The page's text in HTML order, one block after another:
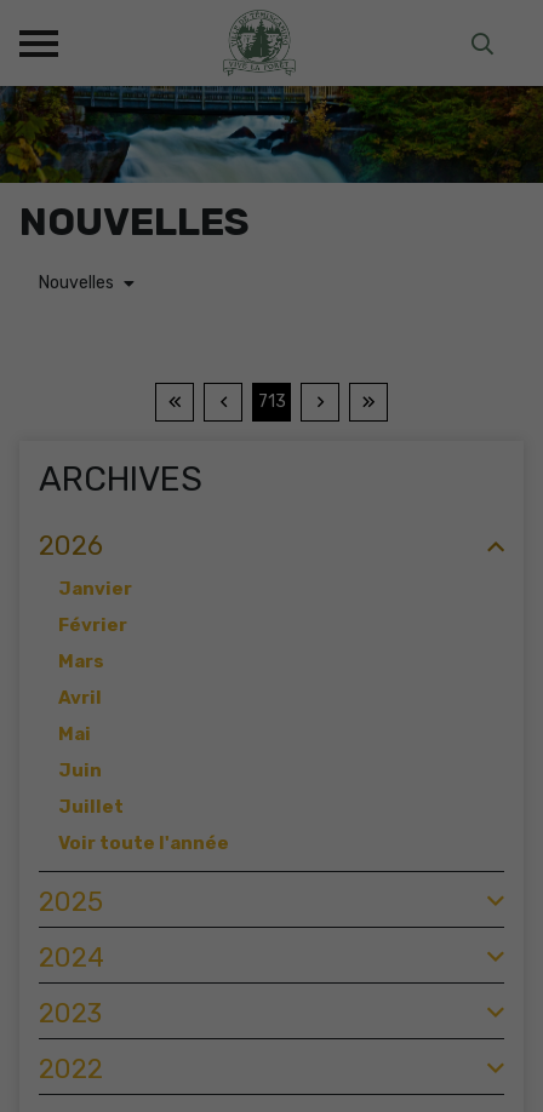
NOUVELLES
Nouvelles
713
ARCHIVES
2026
Janvier
Février
Mars
Avril
Mai
Juin
Juillet
Voir toute l'année
2025
2024
2023
2022